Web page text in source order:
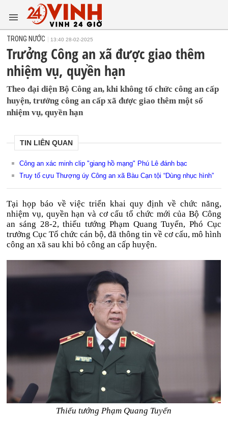
TRONG NƯỚC 13:40 28-02-2025
Trưởng Công an xã được giao thêm
nhiệm vụ, quyền hạn
Theo đại diện Bộ Công an, khi không tổ chức công an cấp
huyện, trưởng công an cấp xã được giao thêm một số
nhiệm vụ, quyền hạn
TIN LIÊN QUAN
Công an xác minh clip "giang hồ mạng" Phú Lê đánh bạc
Truy tố cựu Thượng úy Công an xã Bàu Cạn tội “Dùng nhục hình”
Tại họp báo về việc triển khai quy định về chức năng,
nhiệm vụ, quyền hạn và cơ cấu tổ chức mới của Bộ Công
an sáng 28-2, thiếu tướng Phạm Quang Tuyển, Phó Cục
trưởng Cục Tổ chức cán bộ, đã thông tin về cơ cấu, mô hình
công an xã sau khi bỏ công an cấp huyện.
Thiếu tướng Phạm Quang Tuyển